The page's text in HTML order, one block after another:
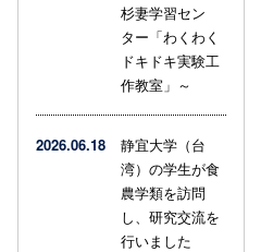
杉妻学習セン
ター「わくわく
ドキドキ実験工
作教室」～
2026.06.18
静宜大学（台
湾）の学生が食
農学類を訪問
し、研究交流を
行いました